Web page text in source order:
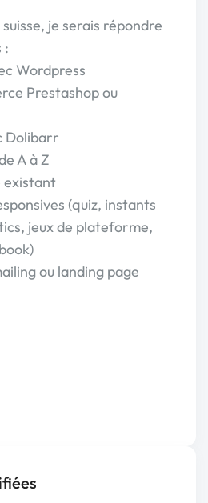
je serais répondre
:
Wordpress
Prestashop ou
Dolibarr
A à Z
existant
(quiz, instants
jeux de plateforme,
ou landing page